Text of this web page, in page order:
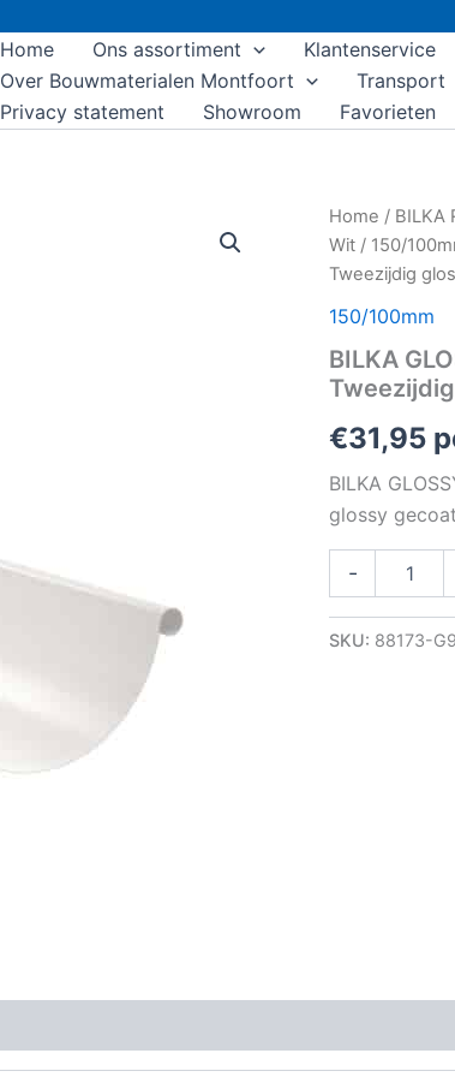
Home Ons assortiment Klantenservice
Over Bouwmaterialen Montfoort
Transport
Privacy statement
Showroom Favorieten
Home / BILKA
Wit / 150/
Tweezijdig
150/100mm
BILKA
€31,95
BILKA
glossy gecoat
-
BILKA
GLOSSY
Dakgoot
150mm
4
m
RAL
9010
Wit
Tweezijdig
glossy
gecoat
aantal
SKU: 88173-